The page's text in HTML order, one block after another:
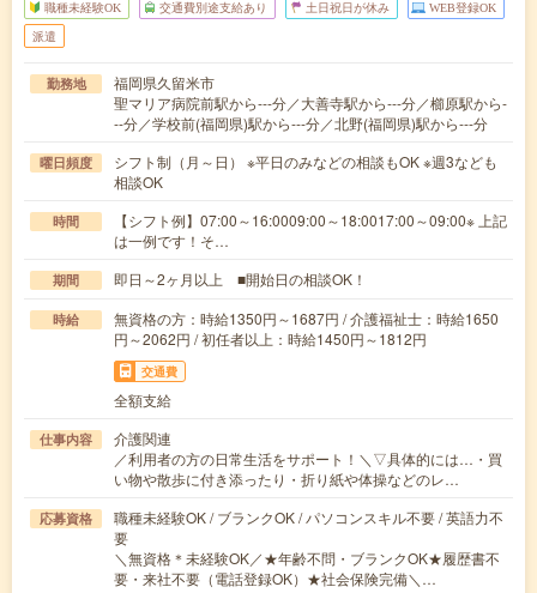
職種未経験OK 交通費別途支給あり 土日祝日が休み WEB登録OK
派遣
勤務地
福岡県久留米市
聖マリア病院前駅から---分／大善寺駅から---分／櫛原駅から-
--分／学校前(福岡県)駅から---分／北野(福岡県)駅から---分
曜日頻度
シフト制（月～日） ※平日のみなどの相談もOK ※週3なども
相談OK
時間
【シフト例】07:00～16:0009:00～18:0017:00～09:00※ 上記
は一例です！そ…
期間 即日～2ヶ月以上 ■開始日の相談OK！
時給
無資格の方：時給1350円～1687円 / 介護福祉士：時給1650
円～2062円 / 初任者以上：時給1450円～1812円
交通費
全額支給
仕事内容
介護関連
／利用者の方の日常生活をサポート！＼▽具体的には…・買
い物や散歩に付き添ったり・折り紙や体操などのレ…
応募資格
職種未経験OK / ブランクOK / パソコンスキル不要 / 英語力不
要
＼無資格＊未経験OK／★年齢不問・ブランクOK★履歴書不
要・来社不要（電話登録OK）★社会保険完備＼…